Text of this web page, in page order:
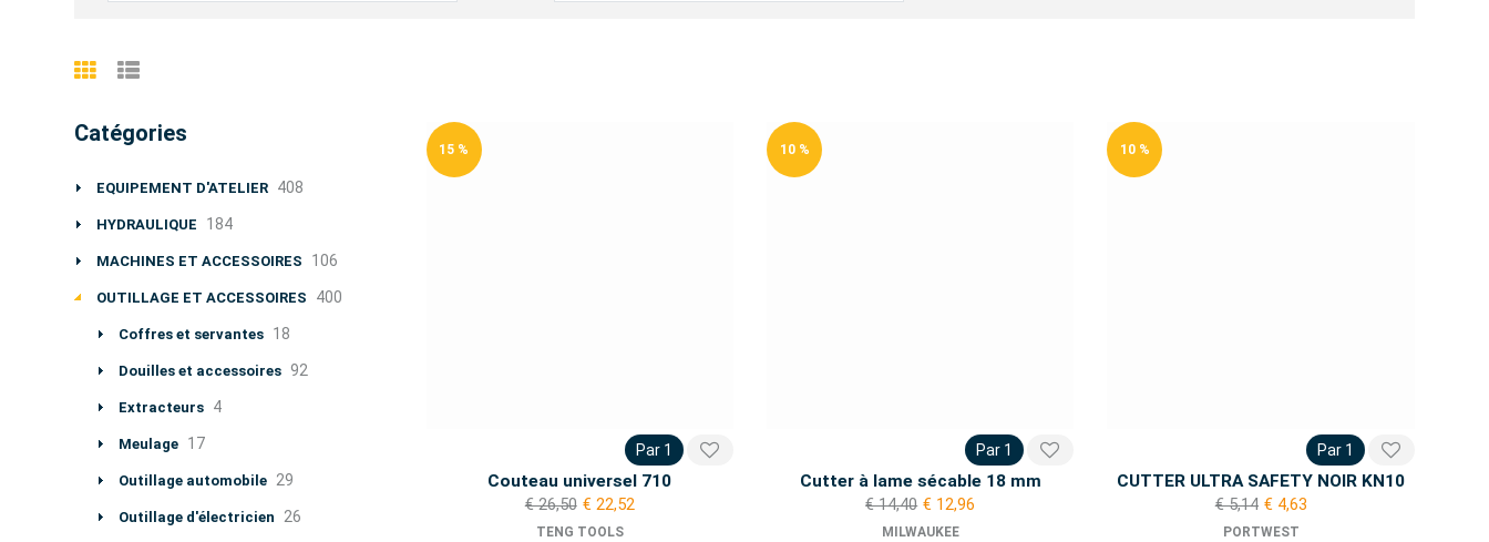
15 %
Par 1
Couteau universel 710
€ 26,50 € 22,52
TENG TOOLS
10 %
Par 1
Cutter à lame sécable 18 mm
€ 14,40 € 12,96
MILWAUKEE
10 %
Par 1
CUTTER ULTRA SAFETY NOIR KN10
€ 5,14 € 4,63
PORTWEST
Catégories
EQUIPEMENT D'ATELIER 408
HYDRAULIQUE 184
MACHINES ET ACCESSOIRES 106
OUTILLAGE ET ACCESSOIRES 400
Coffres et servantes 18
Douilles et accessoires 92
Extracteurs 4
Meulage 17
Outillage automobile 29
Outillage d'électricien 26